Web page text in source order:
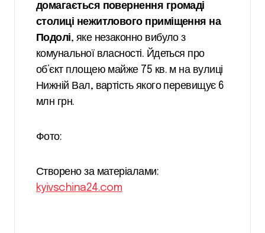
домагається повернення громаді
столиці нежитлового приміщення на
Подолі, яке незаконно вибуло з
комунальної власності. Йдеться про
об’єкт площею майже 75 кв. м на вулиці
Нижній Вал, вартість якого перевищує 6
млн грн.
Фото:
Створено за матеріалами:
kyivschina24.com